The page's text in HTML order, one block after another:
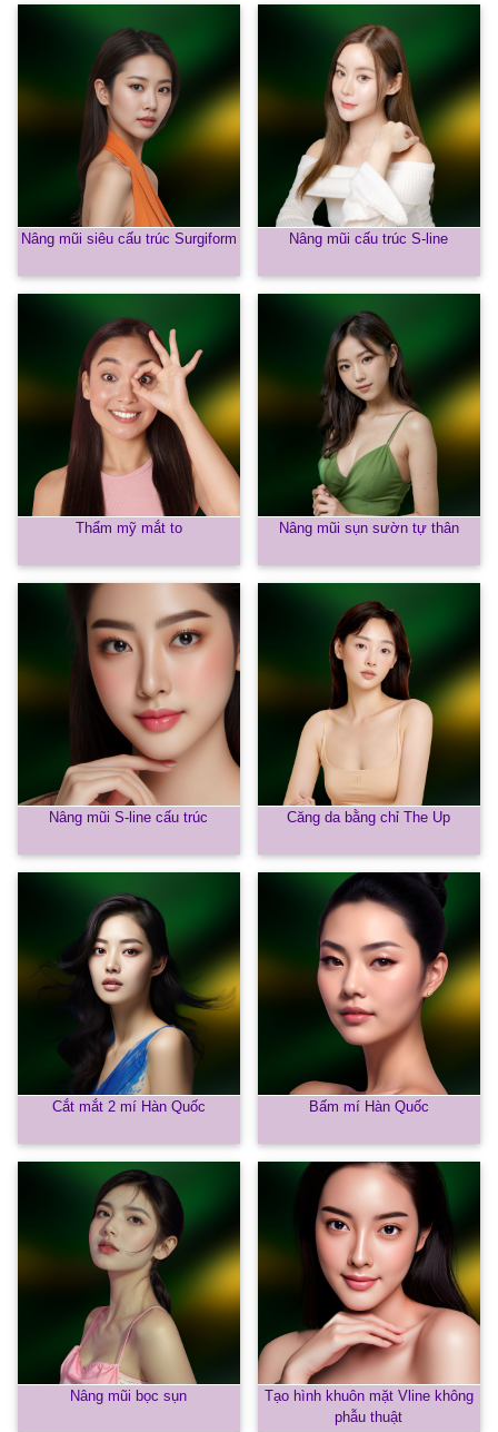
Nâng mũi siêu cấu trúc Surgiform Nâng mũi cấu trúc S-line
Thẩm mỹ mắt to Nâng mũi sụn sườn tự thân
Nâng mũi S-line cấu trúc Căng da bằng chỉ The Up
Cắt mắt 2 mí Hàn Quốc Bấm mí Hàn Quốc
Nâng mũi bọc sụn
Tạo hình khuôn mặt Vline không
phẫu thuật